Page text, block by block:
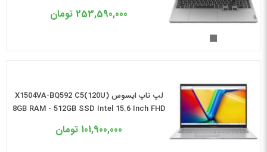
253,590,000 تومان
لپ تاپ ایسوس X1504VA-BQ592 C5(120U)
8GB RAM - 512GB SSD Intel 15.6 Inch FHD
101,900,000 تومان